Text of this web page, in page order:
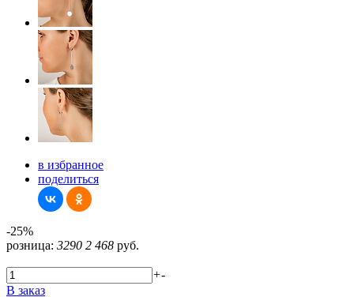
в избранное
поделиться
-25%
розница: 3290 2 468 руб.
+-
В заказ